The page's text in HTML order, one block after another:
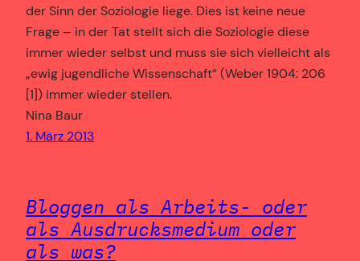
der Sinn der Soziologie liege. Dies ist keine neue
Frage – in der Tat stellt sich die Soziologie diese
immer wieder selbst und muss sie sich vielleicht als
„ewig jugendliche Wissenschaft“ (Weber 1904: 206
[1]) immer wieder stellen.
Nina Baur
1. März 2013
Bloggen als Arbeits- oder
als Ausdrucksmedium oder
als was?